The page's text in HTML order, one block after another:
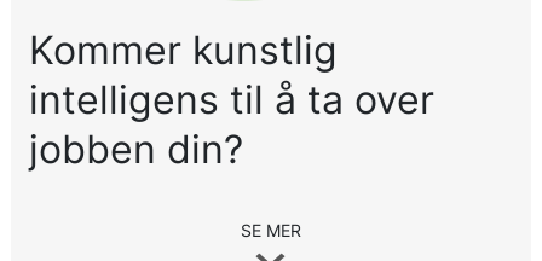
Kommer kunstlig
intelligens til å ta over
jobben din?
SE MER